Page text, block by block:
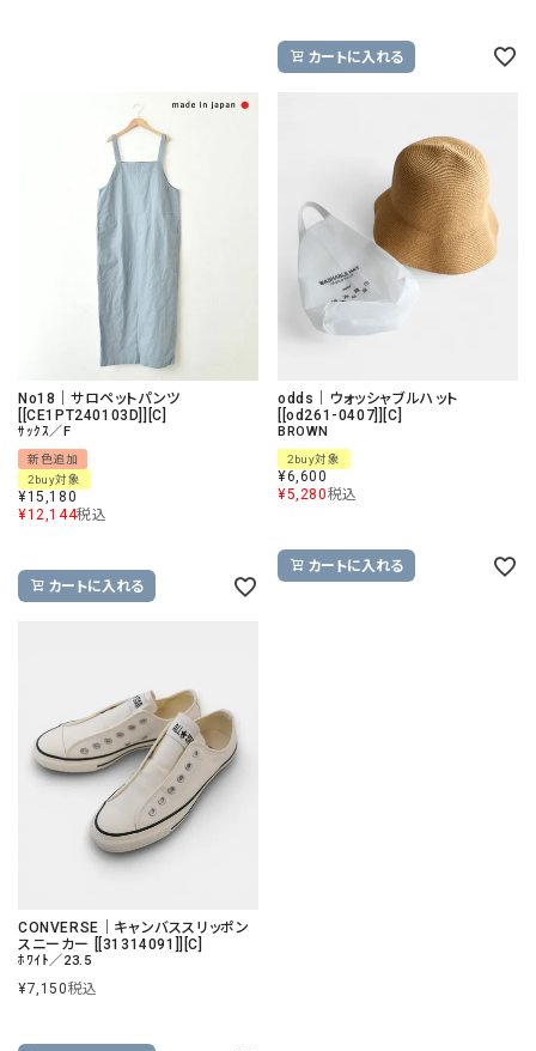
カートに入れる
No18｜サロペットパンツ
[[CE1PT240103D]][C]
ｻｯｸｽ／F
新色追加
2buy対象
¥15,180
¥12,144税込
カートに入れる
odds｜ウォッシャブルハット
[[od261-0407]][C]
BROWN
2buy対象
¥6,600
¥5,280税込
カートに入れる
CONVERSE｜キャンバススリッポン
スニーカー [[31314091]][C]
ﾎﾜｲﾄ／23.5
¥7,150税込